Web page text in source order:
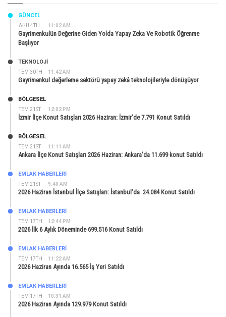
AĞU 4TH 11:02 AM
GÜNCEL
Gayrimenkulün Değerine Giden Yolda Yapay Zeka Ve Robotik Öğrenme
Başlıyor
TEM 30TH 11:42 AM
TEKNOLOJİ
Gayrimenkul değerleme sektörü yapay zekâ teknolojileriyle dönüşüyor
TEM 21ST 12:02 PM
BÖLGESEL
İzmir İlçe Konut Satışları 2026 Haziran: İzmir’de 7.791 Konut Satıldı
TEM 21ST 11:11 AM
BÖLGESEL
Ankara İlçe Konut Satışları 2026 Haziran: Ankara’da 11.699 konut Satıldı
TEM 21ST 9:40 AM
EMLAK HABERLERI
2026 Haziran İstanbul İlçe Satışları: İstanbul’da 24.084 Konut Satıldı
TEM 17TH 12:44 PM
EMLAK HABERLERI
2026 İlk 6 Aylık Döneminde 699.516 Konut Satıldı
TEM 17TH 11:22 AM
EMLAK HABERLERI
2026 Haziran Ayında 16.565 İş Yeri Satıldı
TEM 17TH 10:31 AM
EMLAK HABERLERI
2026 Haziran Ayında 129.979 Konut Satıldı